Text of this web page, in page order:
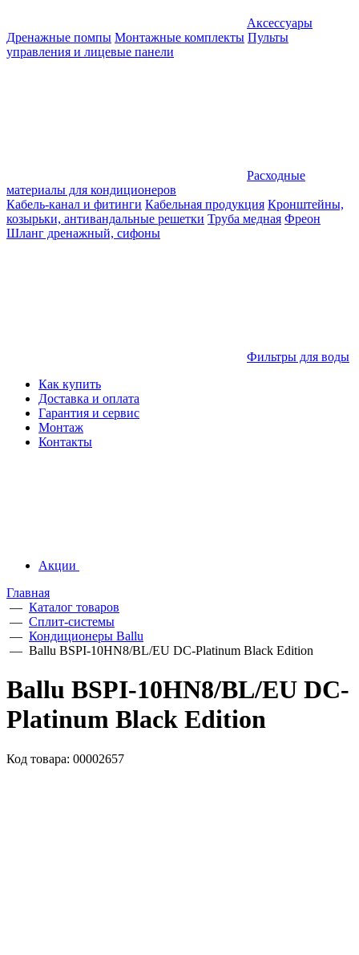
Аксессуары
Дренажные помпы Монтажные комплекты Пульты
управления и лицевые панели
Расходные
материалы для кондиционеров
Кабель-канал и фитинги Кабельная продукция Кронштейны,
козырьки, антивандальные решетки Труба медная Фреон
Шланг дренажный, сифоны
Фильтры для воды
Как купить
Доставка и оплата
Гарантия и сервис
Монтаж
Контакты
Акции
Главная
— Каталог товаров
— Сплит-системы
— Кондиционеры Ballu
— Ballu BSPI-10HN8/BL/EU DC-Platinum Black Edition
Ballu BSPI-10HN8/BL/EU DC-
Platinum Black Edition
Код товара: 00002657